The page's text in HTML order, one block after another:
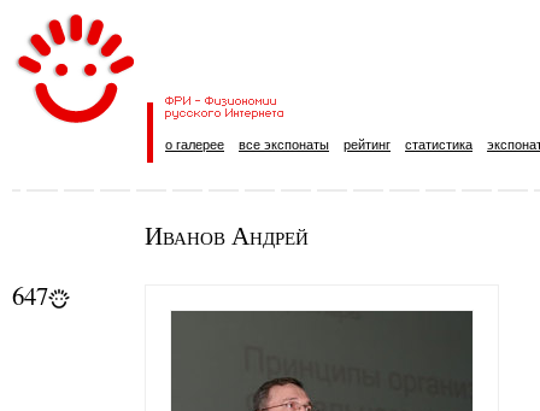
о галерее все экспонаты рейтинг статистика
Иванов Андрей
647